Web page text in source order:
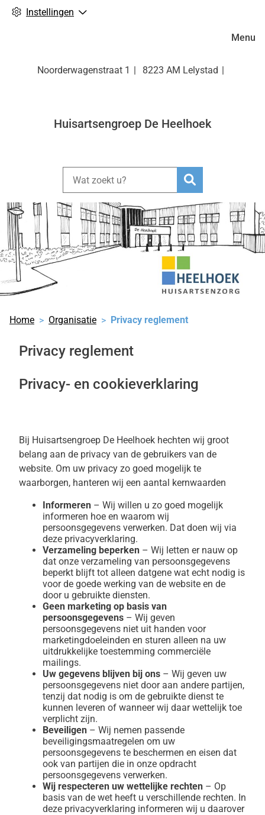
Instellingen
Noorderwagenstraat 1 8223 AM Lelystad
Huisartsengroep De Heelhoek
Zoeken
Menu
Home Organisatie Privacy reglement
Privacy reglement
Privacy- en cookieverklaring
Bij Huisartsengroep De Heelhoek hechten wij groot
belang aan de privacy van de gebruikers van de
website. Om uw privacy zo goed mogelijk te
waarborgen, hanteren wij een aantal kernwaarden
Informeren – Wij willen u zo goed mogelijk
informeren hoe en waarom wij
persoonsgegevens verwerken. Dat doen wij via
deze privacyverklaring.
Verzameling beperken – Wij letten er nauw op
dat onze verzameling van persoonsgegevens
beperkt blijft tot alleen datgene wat echt nodig is
voor de goede werking van de website en de
door u gebruikte diensten.
Geen marketing op basis van
persoonsgegevens – Wij geven
persoonsgegevens niet uit handen voor
marketingdoeleinden en sturen alleen na uw
uitdrukkelijke toestemming commerciële
mailings.
Uw gegevens blijven bij ons – Wij geven uw
persoonsgegevens niet door aan andere partijen,
tenzij dat nodig is om de gebruikte dienst te
kunnen leveren of wanneer wij daar wettelijk toe
verplicht zijn.
Beveiligen – Wij nemen passende
beveiligingsmaatregelen om uw
persoonsgegevens te beschermen en eisen dat
ook van partijen die in onze opdracht
persoonsgegevens verwerken.
Wij respecteren uw wettelijke rechten – Op
basis van de wet heeft u verschillende rechten. In
deze privacyverklaring informeren wij u daarover